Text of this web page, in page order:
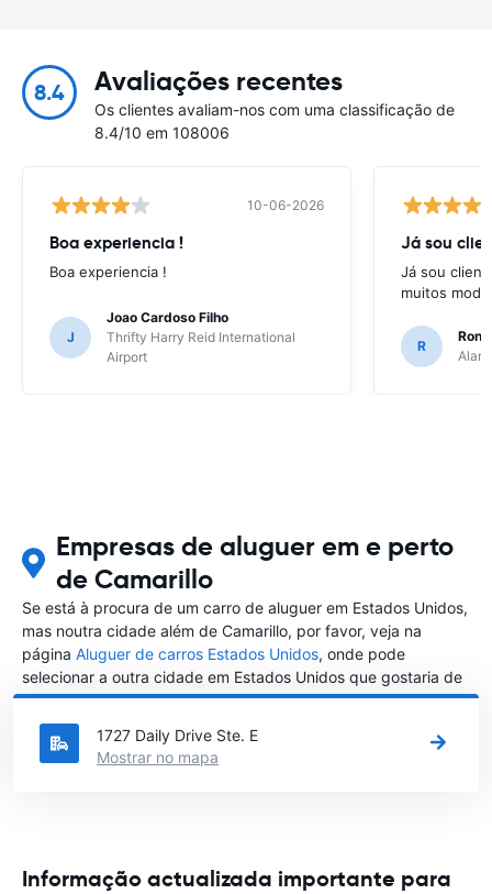
8.4 Avaliações recentes
Os clientes avaliam-nos com uma classificação de
8.4/10 em 108006
10-06-2026
Boa experiencia !
Boa experiencia !
J
Joao Cardoso Filho
Thrifty Harry Reid International
Airport
Já sou
Já sou
muitos
R
Empresas de aluguer em e perto
de Camarillo
Se está à procura de um carro de aluguer em Estados Unidos,
mas noutra cidade além de Camarillo, por favor, veja na
página Aluguer de carros Estados Unidos, onde pode
selecionar a outra cidade em Estados Unidos que gostaria de
alugar um carro
1727 Daily Drive Ste. E
Mostrar no mapa
Informação actualizada importante para